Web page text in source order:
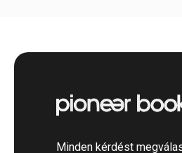
Minden kérdést